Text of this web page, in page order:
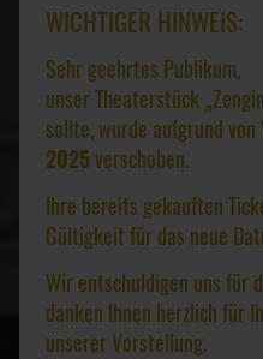
WICHTIGER HINWEIS:
Sehr geehrtes Publikum,
unser Theaterstück
sollte, wurde aufgrund
2025verschoben.
Ihre bereits gekauften
Gültigkeit für das neue
Wir entschuldigen uns für
danken Ihnen herzlich für
unserer Vorstellung.